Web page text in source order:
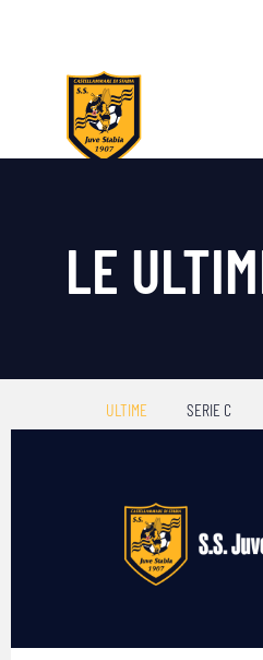
LE
ULTIME SERIE C